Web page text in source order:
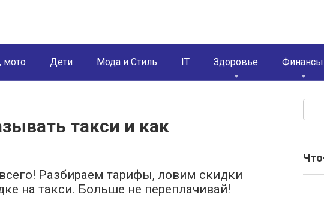
мото Дети Мода и Стиль IT Здоровье Финансы
такси и как
Разбираем тарифы, ловим скидки
на такси. Больше не переплачивай!